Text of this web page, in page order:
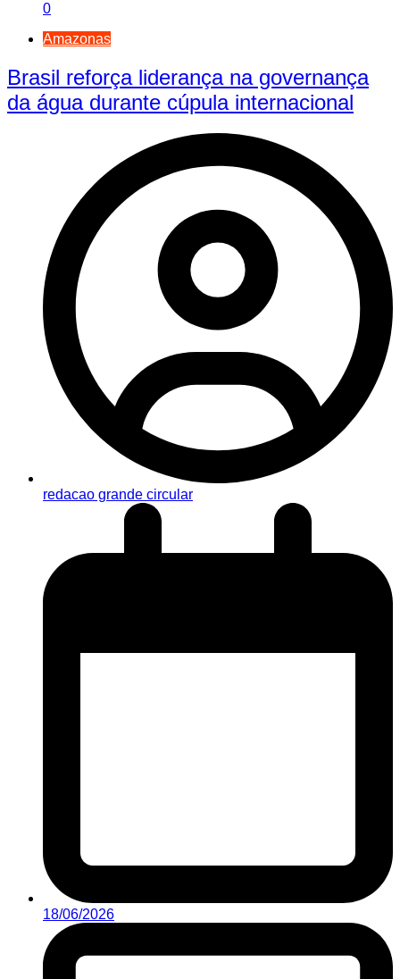
0
Amazonas
Brasil reforça liderança na governança
da água durante cúpula internacional
redacao grande circular
18/06/2026